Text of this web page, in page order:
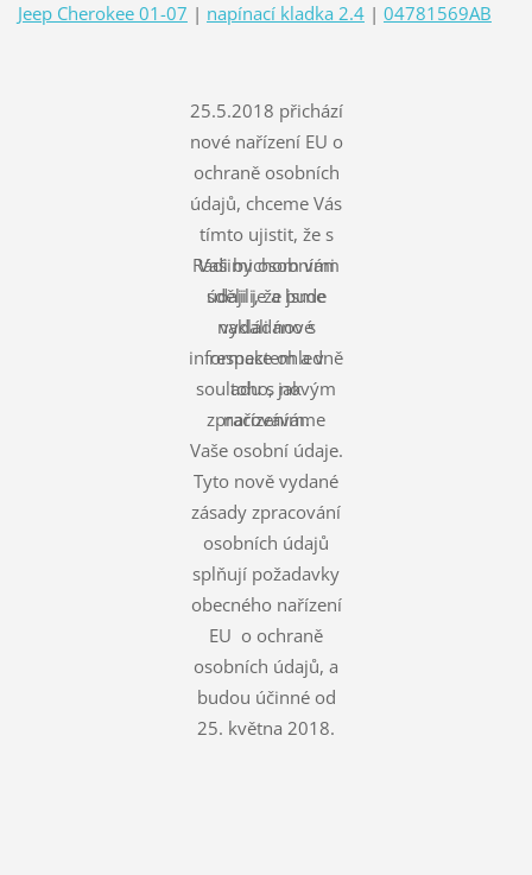
Jeep Cherokee 01-07 | napínací kladka 2.4 | 04781569AB
25.5.2018 přichází
nové nařízení EU o
ochraně osobních
údajů, chceme Vás
tímto ujistit, že s
Vašimi osobními
údaji je a bude
nakládáno s
respektem a v
souladu s novým
nařízením.
Rádi bychom vám
sdělili, že jsme
vydali nové
informace ohledně
toho, jak
zpracováváme
Vaše osobní údaje.
Tyto nově vydané
zásady zpracování
osobních údajů
splňují požadavky
obecného nařízení
EU o ochraně
osobních údajů, a
budou účinné od
25. května 2018.